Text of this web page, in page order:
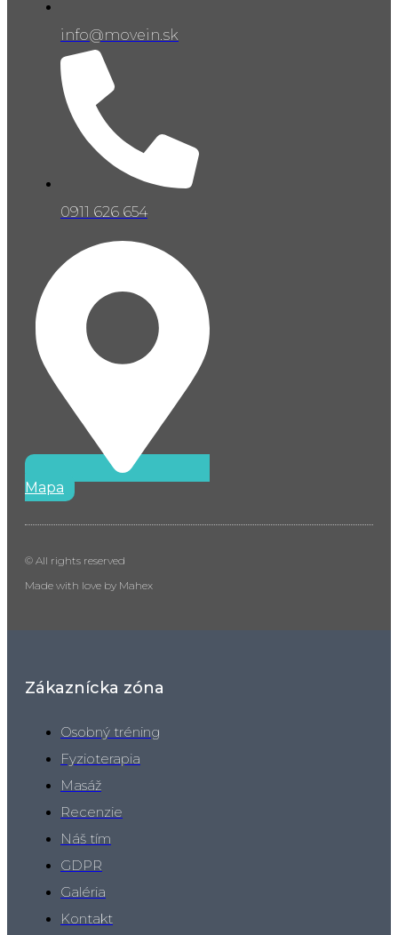
info@movein.sk
0911 626 654
Mapa
© All rights reserved
Made with love by Mahex
Zákaznícka zóna
Osobný tréning
Fyzioterapia
Masáž
Recenzie
Náš tím
GDPR
Galéria
Kontakt